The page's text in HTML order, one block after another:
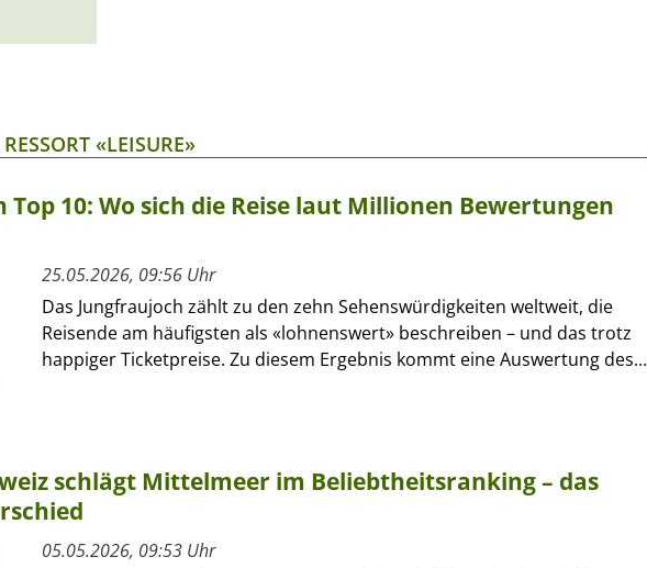
«LEISURE»
10: Wo sich die Reise laut Millionen Bewertungen
25.05.2026, 09:56 Uhr
Das Jungfraujoch zählt zu den zehn Sehenswürdigkeiten weltweit, die
Reisende am häufigsten als «lohnenswert» beschreiben – und das trotz
happiger Ticketpreise. Zu diesem Ergebnis kommt eine Auswertung des...
schlägt Mittelmeer im Beliebtheitsranking – das
05.05.2026, 09:53 Uhr